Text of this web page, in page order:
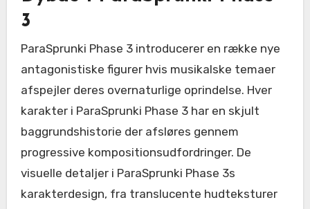
3
ParaSprunki Phase 3 introducerer en række nye
antagonistiske figurer hvis musikalske temaer
afspejler deres overnaturlige oprindelse. Hver
karakter i ParaSprunki Phase 3 har en skjult
baggrundshistorie der afsløres gennem
progressive kompositionsudfordringer. De
visuelle detaljer i ParaSprunki Phase 3s
karakterdesign, fra translucente hudteksturer